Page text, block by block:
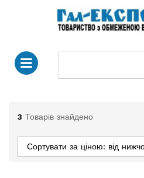
3 Товарів знайдено
Сортувати за ціною: від